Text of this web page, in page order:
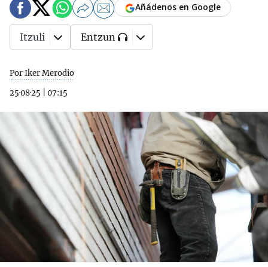
Por Iker Merodio
25·08·25
07:15
Añádenos en Google
Itzuli Entzun